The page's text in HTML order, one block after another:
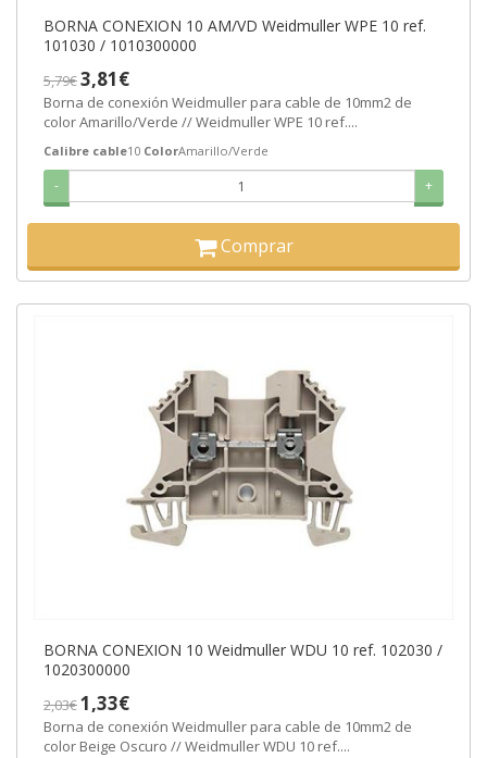
BORNA CONEXION 10 AM/VD Weidmuller WPE 10 ref.
101030 / 1010300000
5,79€3,81€
Borna de conexión Weidmuller para cable de 10mm2 de
color Amarillo/Verde // Weidmuller WPE 10 ref....
Calibre cable10 ColorAmarillo/Verde
- +
Comprar
BORNA CONEXION 10 Weidmuller WDU 10 ref. 102030 /
1020300000
2,03€1,33€
Borna de conexión Weidmuller para cable de 10mm2 de
color Beige Oscuro // Weidmuller WDU 10 ref....